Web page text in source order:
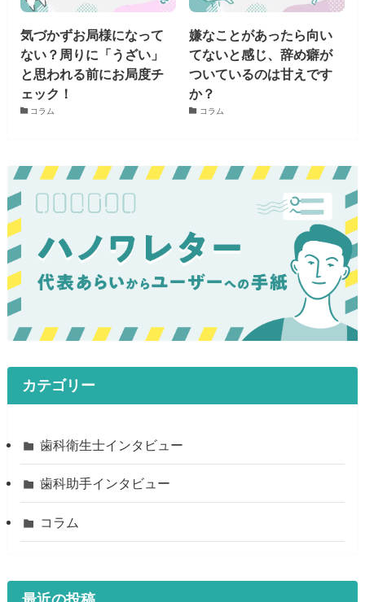
気づかずお局様になって
ない？周りに「うざい」
と思われる前にお局度チ
ェック！
コラム
嫌なことがあったら向い
てないと感じ、辞め癖が
ついているのは甘えです
か？
コラム
カテゴリー
歯科衛生士インタビュー
歯科助手インタビュー
コラム